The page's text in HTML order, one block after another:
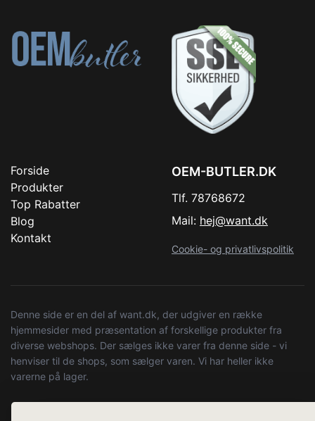
Forside
Produkter
Top Rabatter
Blog
Kontakt
OEM-BUTLER.DK
Tlf. 78768672
Mail: hej@want.dk
Cookie- og privatlivspolitik
Denne side er en del af want.dk, der udgiver en række
hjemmesider med præsentation af forskellige produkter fra
diverse webshops. Der sælges ikke varer fra denne side - vi
henviser til de shops, som sælger varen. Vi har heller ikke
varerne på lager.
© 2026 oem-butler.dk. Alle rettigheder forbeholdes.